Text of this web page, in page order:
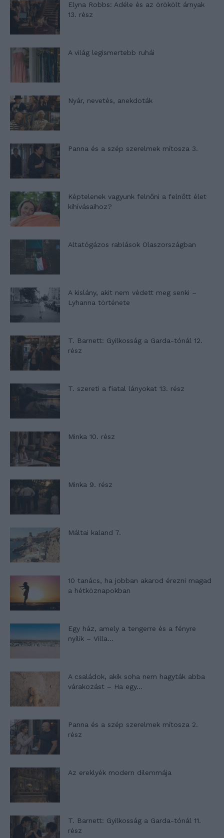
Elyna Robbs: Adéle és az örökölt árnyak
13. rész
A világ legismertebb ruhái
Nyár, nevetés, anekdoták
Panna és a szép szerelmek mítosza 3.
Képtelenek vagyunk felnőni a felnőtt élet
kihívásaihoz?
Altatógázos rablások Olaszországban
A kislány, akit nem védett meg senki –
Lyhanna története
T. Barnett: Gyilkosság a Garda-tónál 12.
rész
T. szereti a fiatal lányokat 13. rész
Minka 10. rész
Minka 9. rész
Máltai kaland 7.
10 tanács, ha jobban akarod érezni magad
a hétköznapokban
Egy ház, amely a tengerre és a fényre
nyílik – Villa...
A családok, akik soha nem hagyták abba
várakozást – Ha egy...
Panna és a szép szerelmek mítosza 2.
rész
Az ereklyék modern dilemmája
T. Barnett: Gyilkosság a Garda-tónál 11.
rész